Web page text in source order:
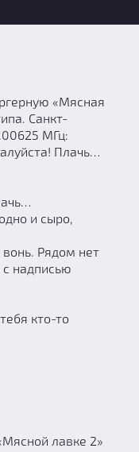
«Мясная
Санкт-
МГц:
Плачь…
и сыро,
Рядом нет
с надписью
кто-то
лавке 2»